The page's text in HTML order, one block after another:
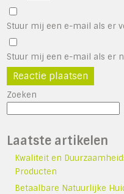
Stuur mij een e-mail als er
Stuur mij een e-mail als er
Zoeken
Laatste artikelen
Kwaliteit en
Producten
Betaalbare Natuurlijke